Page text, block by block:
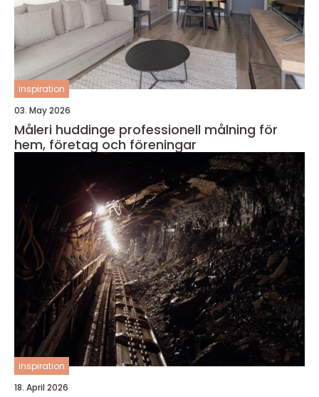
inspiration
03. May 2026
Måleri huddinge professionell målning för
hem, företag och föreningar
inspiration
18. April 2026